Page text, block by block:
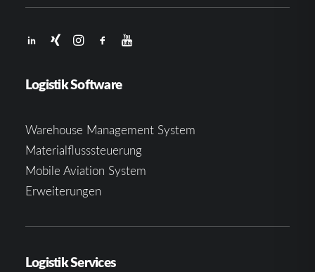
Logistik Software
Warehouse Management System
Materialflusssteuerung
Mobile Aviation System
Erweiterungen
Logistik Services